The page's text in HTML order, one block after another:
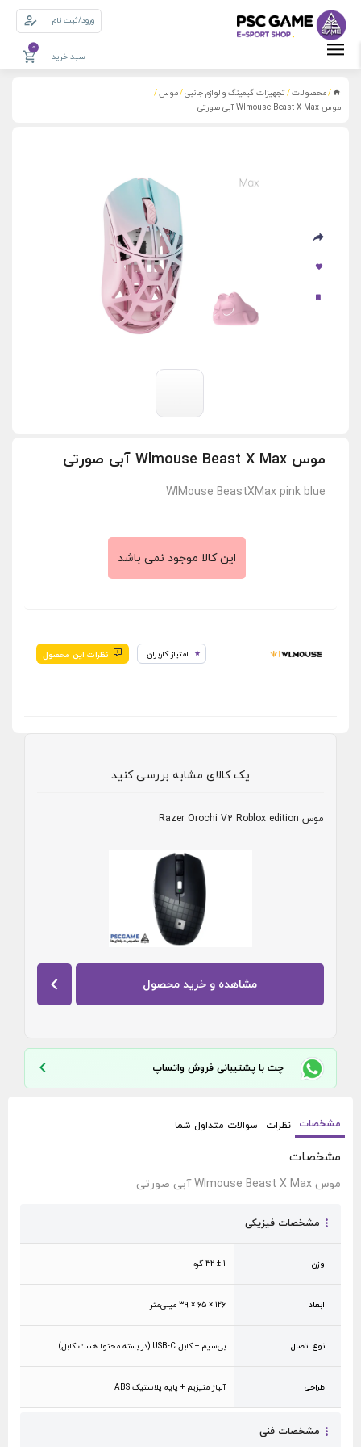
ورود/ثبت نام
سبد خرید
0
/محصولات/تجهیزات گیمینگ و لوازم جانبی/موس/
موس Wlmouse Beast X Max آبی صورتی
یک کالای مشابه بررسی کنید
موس Razer Orochi V2 Roblox edition
مشاهده و خرید محصول
چت با پشتیبانی فروش واتساپ
موس Wlmouse Beast X Max آبی صورتی
WlMouse BeastXMax pink blue
این کالا موجود نمی باشد
امتیاز کاربران نظرات این محصول
مشخصات نظرات سوالات متداول شما
مشخصات
موس Wlmouse Beast X Max آبی صورتی
مشخصات فیزیکی
وزن ‎42 ± 1 گرم
ابعاد 126 × 65 × 39 میلی‌متر
نوع اتصال بی‌سیم + کابل USB-C (در بسته محتوا هست کابل)
طراحی آلیاژ منیزیم + پایه پلاستیک ABS
مشخصات فنی